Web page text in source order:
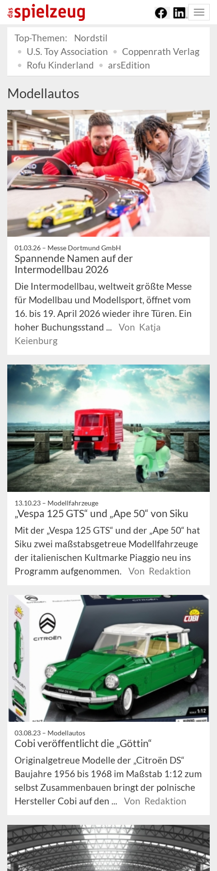
Top-Themen:
Nordstil
U.S. Toy Association
Coppenrath Verlag
Rofu Kinderland
arsEdition
Modellautos
01.03.26 – Messe Dortmund GmbH
Spannende Namen auf der
Intermodellbau 2026
Die Intermodellbau, weltweit größte Messe
für Modellbau und Modellsport, öffnet vom
16. bis 19. April 2026 wieder ihre Türen. Ein
hoher Buchungsstand ...
Von Katja
Keienburg
13.10.23 – Modellfahrzeuge
„Vespa 125 GTS“ und „Ape 50“ von Siku
Mit der „Vespa 125 GTS“ und der „Ape 50“ hat
Siku zwei maßstabsgetreue Modellfahrzeuge
der italienischen Kultmarke Piaggio neu ins
Programm aufgenommen.
Von Redaktion
03.08.23 – Modellautos
Cobi veröffentlicht die „Göttin“
Originalgetreue Modelle der „Citroën DS“
Baujahre 1956 bis 1968 im Maßstab 1:12 zum
selbst Zusammenbauen bringt der polnische
Hersteller Cobi auf den ...
Von Redaktion